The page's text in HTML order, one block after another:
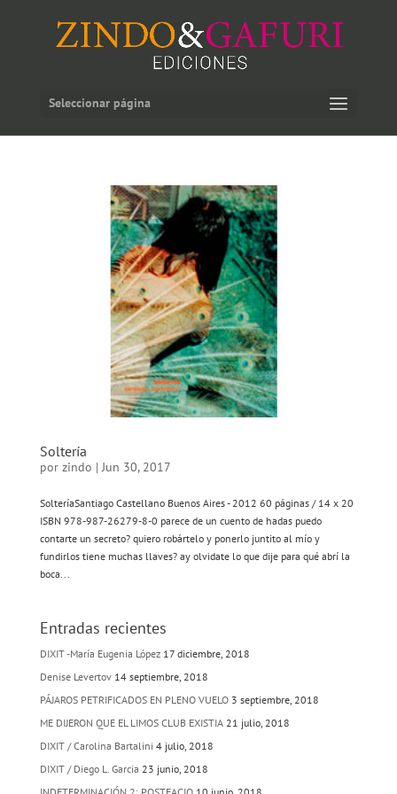
Seleccionar página
Soltería
por zindo | Jun 30, 2017
SolteríaSantiago Castellano Buenos Aires - 2012 60 páginas / 14 x 20
ISBN 978-987-26279-8-0 parece de un cuento de hadas puedo
contarte un secreto? quiero robártelo y ponerlo juntito al mío y
fundirlos tiene muchas llaves? ay olvidate lo que dije para qué abrí la
boca...
Entradas recientes
DIXIT -María Eugenia López 17 diciembre, 2018
Denise Levertov 14 septiembre, 2018
PÁJAROS PETRIFICADOS EN PLENO VUELO 3 septiembre, 2018
ME DIJERON QUE EL LIMOS CLUB EXISTIA 21 julio, 2018
DIXIT / Carolina Bartalini 4 julio, 2018
DIXIT / Diego L. Garcia 23 junio, 2018